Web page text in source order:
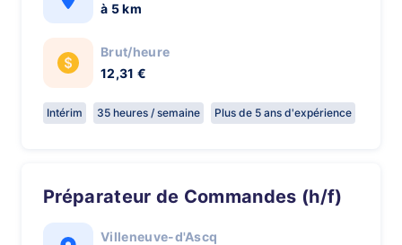
à 5 km
Brut/heure
12,31 €
Intérim 35 heures / semaine Plus de 5 ans d'expérience
Préparateur de Commandes (h/f)
Villeneuve-d'Ascq